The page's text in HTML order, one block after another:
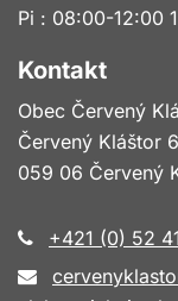
Pi : 08:00-12:00
Kontakt
Obec Červený
Červený Kláštor
059 06 Červený
+421 (0) 52